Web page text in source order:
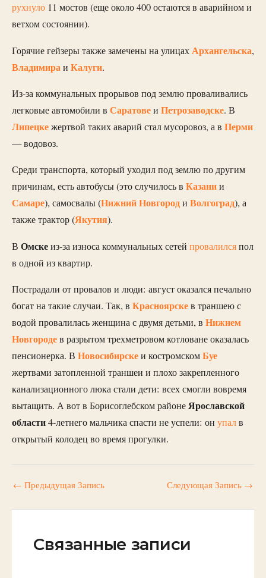
рухнуло 11 мостов (еще около 400 остаются в аварийном и
ветхом состоянии).
Горячие гейзеры также замечены на улицахАрхангельска,
Владимираи Калуги.
Из-за коммунальных прорывов под землю проваливались
легковые автомобили в Саратовеи Петрозаводске. В
Липецкежертвой таких аварий стал мусоровоз, а в Перми
— водовоз.
Среди транспорта, который уходил под землю по другим
причинам, есть автобусы (это случилось в Казании
Самаре), самосвалы (Нижний Новгороди Волгоград), а
также трактор (Якутия).
В Омскеиз-за износа коммунальных сетей провалилсяпол
в одной из квартир.
Пострадали от провалов и люди: август оказался печально
богат на такие случаи. Так, в Красноярскев траншею с
водой провалилась женщина с двумя детьми, в Нижнем
Новгородев разрытом трехметровом котловане оказалась
пенсионерка. В Новосибирскеи костромскомБуе
жертвами затопленной траншеи и плохо закрепленного
канализационного люка стали дети: всех смогли вовремя
вытащить. А вот в Борисоглебском районеЯрославской
области4-летнего мальчика спасти не успели: он упалв
открытый колодец во время прогулки.
← Предыдущая Запись Следующая Запись →
Связанные записи